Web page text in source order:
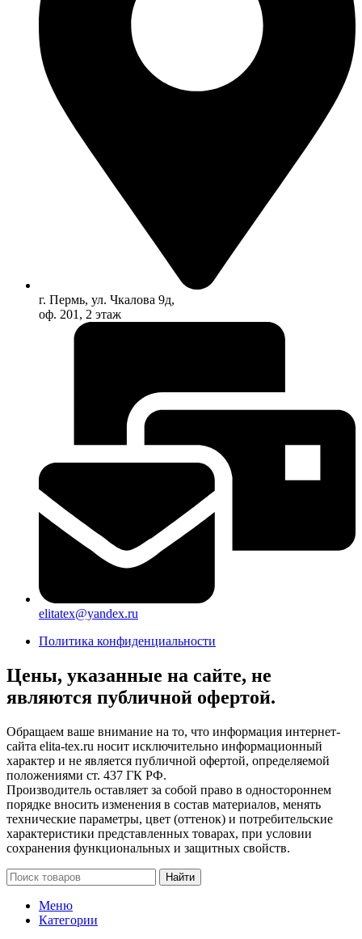
г. Пермь, ул. Чкалова 9д,
оф. 201, 2 этаж
elitatex@yandex.ru
Политика конфиденциальности
Цены, указанные на сайте, не
являются публичной офертой.
Обращаем ваше внимание на то, что информация интернет-
сайта elita-tex.ru носит исключительно информационный
характер и не является публичной офертой, определяемой
положениями ст. 437 ГК РФ.
Производитель оставляет за собой право в одностороннем
порядке вносить изменения в состав материалов, менять
технические параметры, цвет (оттенок) и потребительские
характеристики представленных товарах, при условии
сохранения функциональных и защитных свойств.
Найти
Меню
Категории